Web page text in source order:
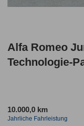
Alfa Romeo
Technologie-
10.000,0 km
Jahrliche Fahrleistung